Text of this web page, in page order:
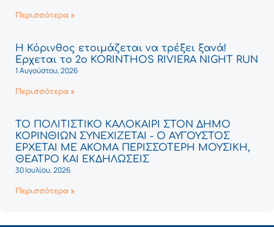
Περισσότερα »
Η Κόρινθος ετοιμάζεται να τρέξει ξανά!
Έρχεται το 2ο KORINTHOS RIVIERA NIGHT RUN
1 Αυγούστου, 2026
Περισσότερα »
ΤΟ ΠΟΛΙΤΙΣΤΙΚΟ ΚΑΛΟΚΑΙΡΙ ΣΤΟΝ ΔΗΜΟ
ΚΟΡΙΝΘΙΩΝ ΣΥΝΕΧΙΖΕΤΑΙ - Ο ΑΥΓΟΥΣΤΟΣ
ΕΡΧΕΤΑΙ ΜΕ ΑΚΟΜΑ ΠΕΡΙΣΣΟΤΕΡΗ ΜΟΥΣΙΚΗ,
ΘΕΑΤΡΟ ΚΑΙ ΕΚΔΗΛΩΣΕΙΣ
30 Ιουλίου, 2026
Περισσότερα »